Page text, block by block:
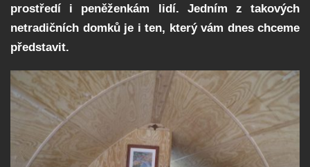
prostředí i peněženkám lidí. Jedním z takových
netradičních domků je i ten, který vám dnes chceme
představit.